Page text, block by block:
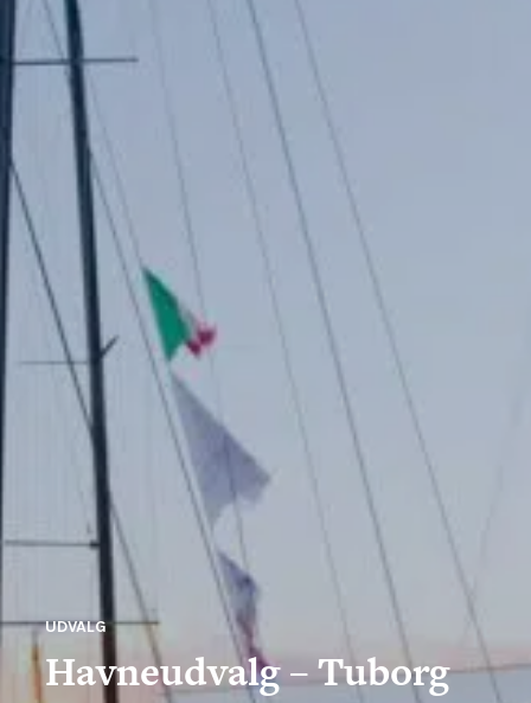
KDY
Event Sailing
Talent & Elite
Onboard
KDY Partnere
OmKDY
Shop
UDVALG
Havneudvalg – Tuborg